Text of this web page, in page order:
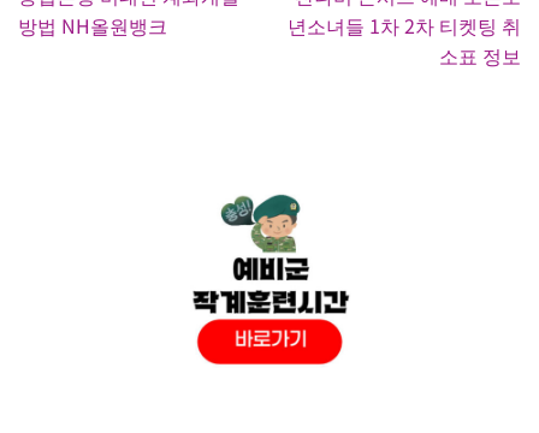
방법 NH올원뱅크
년소녀들 1차 2차 티켓팅 취
소표 정보